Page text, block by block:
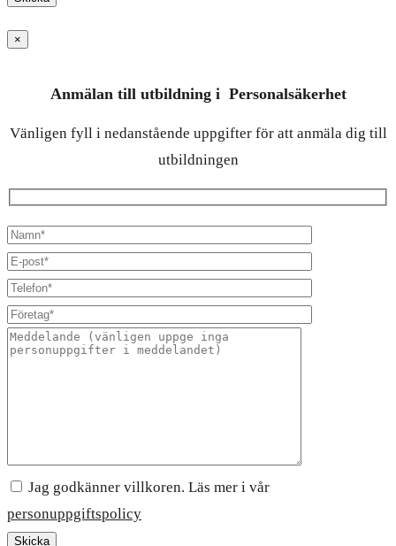
×
Anmälan till utbildning i Personalsäkerhet
Vänligen fyll i nedanstående uppgifter för att anmäla dig till
utbildningen
Jag godkänner villkoren. Läs mer i vår
personuppgiftspolicy